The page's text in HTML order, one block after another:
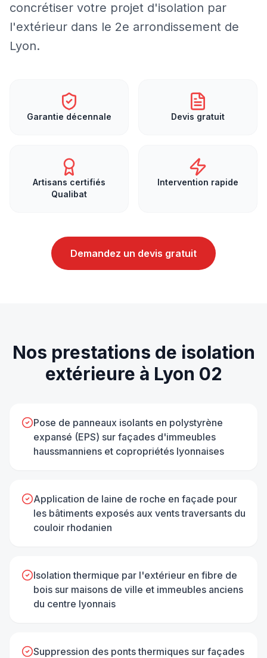
concrétiser votre projet d'isolation par
l'extérieur dans le 2e arrondissement de
Lyon.
Garantie décennale Devis gratuit
Artisans certifiés
Qualibat
Intervention rapide
Demandez un devis gratuit
Nos prestations de isolation
extérieure à Lyon 02
Pose de panneaux isolants en polystyrène
expansé (EPS) sur façades d'immeubles
haussmanniens et copropriétés lyonnaises
Application de laine de roche en façade pour
les bâtiments exposés aux vents traversants du
couloir rhodanien
Isolation thermique par l'extérieur en fibre de
bois sur maisons de ville et immeubles anciens
du centre lyonnais
Suppression des ponts thermiques sur façades